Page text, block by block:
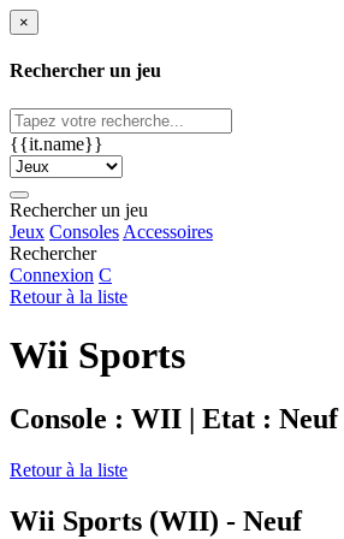
×
Rechercher un jeu
{{it.name}}
Rechercher un jeu
Jeux Consoles Accessoires
Rechercher
Connexion C
Retour à la liste
Wii Sports
Console : WII | Etat : Neuf
Retour à la liste
Wii Sports (WII) - Neuf